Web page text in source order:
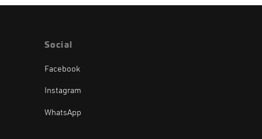
Social
Facebook
Instagram
WhatsApp